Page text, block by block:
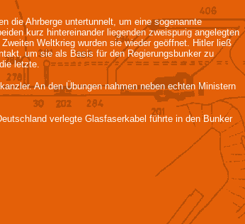
die Ahrberge untertunnelt, um eine sogenannte
kurz hintereinander liegenden zweispurig angelegten
Weltkrieg wurden sie wieder geöffnet. Hitler ließ
um sie als Basis für den Regierungsbunker zu
letzte.
An den Übungen nahmen neben echten Ministern
verlegte Glasfaserkabel führte in den Bunker